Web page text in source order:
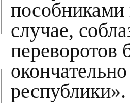
пособниками
случае,
переворотов
республики».